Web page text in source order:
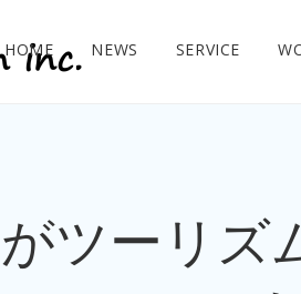
HOME NEWS SERVICE
ツーリズ